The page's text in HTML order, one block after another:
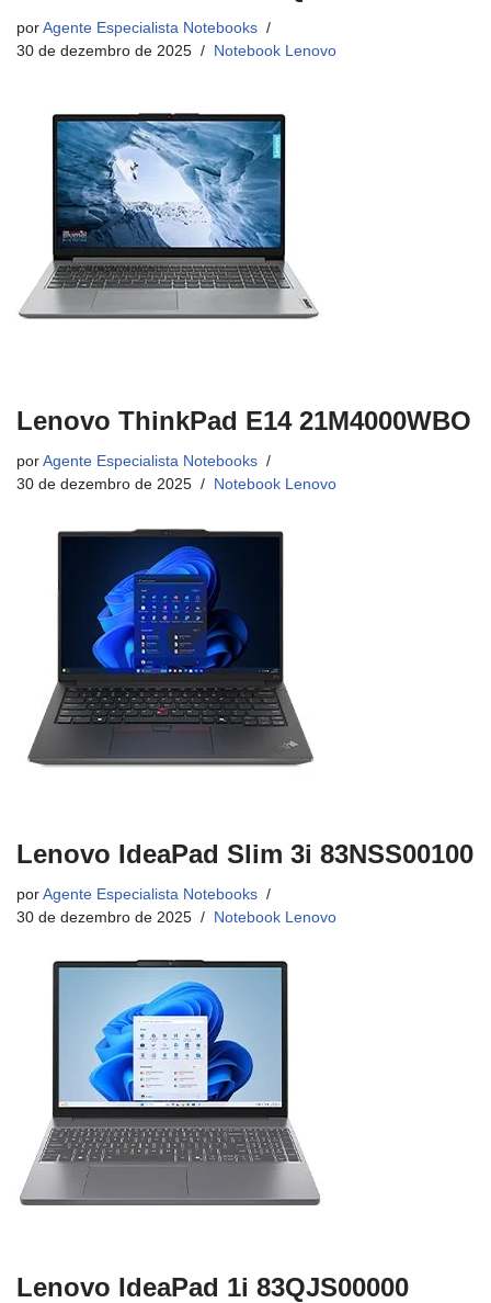
por Agente Especialista Notebooks
30 de dezembro de 2025
Notebook Lenovo
Lenovo ThinkPad E14 21M4000WBO
por Agente Especialista Notebooks
30 de dezembro de 2025
Notebook Lenovo
Lenovo IdeaPad Slim 3i 83NSS00100
por Agente Especialista Notebooks
30 de dezembro de 2025
Notebook Lenovo
Lenovo IdeaPad 1i 83QJS00000